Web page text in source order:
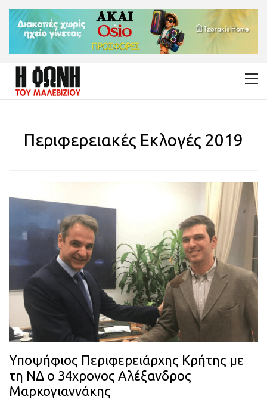
Περιφερειακές Εκλογές 2019
Υποψήφιος Περιφερειάρχης Κρήτης με
τη ΝΔ ο 34χρονος Αλέξανδρος
Μαρκογιαννάκης